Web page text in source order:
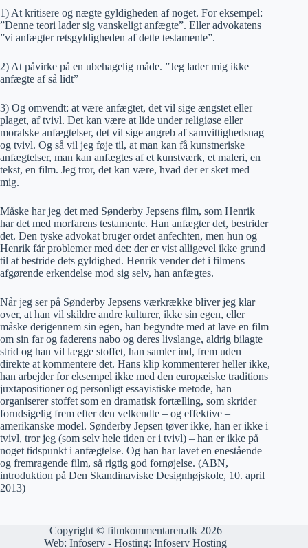
1) At kritisere og nægte gyldigheden af noget. For eksempel:
”Denne teori lader sig vanskeligt anfægte”. Eller advokatens
”vi anfægter retsgyldigheden af dette testamente”.
2) At påvirke på en ubehagelig måde. ”Jeg lader mig ikke
anfægte af så lidt”
3) Og omvendt: at være anfægtet, det vil sige ængstet eller
plaget, af tvivl. Det kan være at lide under religiøse eller
moralske anfægtelser, det vil sige angreb af samvittighedsnag
og tvivl. Og så vil jeg føje til, at man kan få kunstneriske
anfægtelser, man kan anfægtes af et kunstværk, et maleri, en
tekst, en film. Jeg tror, det kan være, hvad der er sket med
mig.
Måske har jeg det med Sønderby Jepsens film, som Henrik
har det med morfarens testamente. Han anfægter det, bestrider
det. Den tyske advokat bruger ordet anfechten, men hun og
Henrik får problemer med det: der er vist alligevel ikke grund
til at bestride dets gyldighed. Henrik vender det i filmens
afgørende erkendelse mod sig selv, han anfægtes.
Når jeg ser på Sønderby Jepsens værkrække bliver jeg klar
over, at han vil skildre andre kulturer, ikke sin egen, eller
måske derigennem sin egen, han begyndte med at lave en film
om sin far og faderens nabo og deres livslange, aldrig bilagte
strid og han vil lægge stoffet, han samler ind, frem uden
direkte at kommentere det. Hans klip kommenterer heller ikke,
han arbejder for eksempel ikke med den europæiske traditions
juxtapositioner og personligt essayistiske metode, han
organiserer stoffet som en dramatisk fortælling, som skrider
forudsigelig frem efter den velkendte – og effektive –
amerikanske model. Sønderby Jepsen tøver ikke, han er ikke i
tvivl, tror jeg (som selv hele tiden er i tvivl) – han er ikke på
noget tidspunkt i anfægtelse. Og han har lavet en enestående
og fremragende film, så rigtig god fornøjelse. (ABN,
introduktion på Den Skandinaviske Designhøjskole, 10. april
2013)
Copyright © filmkommentaren.dk 2026
Web:Infoserv - Hosting:Infoserv Hosting